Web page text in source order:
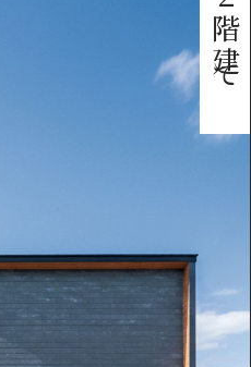
２階建て